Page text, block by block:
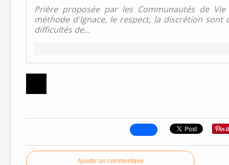
Prière proposée par les Communautés de
méthode d'Ignace, le respect, la discrétion
difficultés de...
Ajouter un commentaire